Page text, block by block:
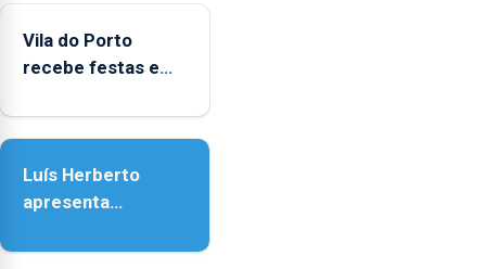
entre
as
e
as
18h00.
Vila do Porto
recebe festas em
Senhora da
Luís Herberto
apresenta
Paisagem’